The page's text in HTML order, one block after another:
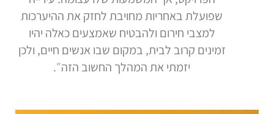
שפועלת באחריות מחויבת לחזק את ההיערכות
למצבי חירום ולהבטיח שאמצעים כאלה יהיו
זמינים קרוב לבית, במקום שבו אנשים חיים, ולכן
יזמתי את המהלך החשוב הזה״.